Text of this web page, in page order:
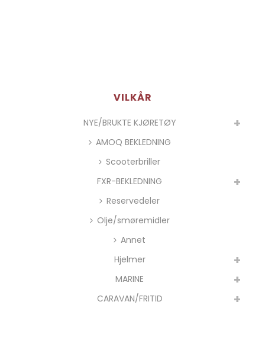
VILKÅR
NYE/BRUKTE KJØRETØY
AMOQ BEKLEDNING
Scooterbriller
FXR-BEKLEDNING
Reservedeler
Olje/smøremidler
Annet
Hjelmer
MARINE
CARAVAN/FRITID